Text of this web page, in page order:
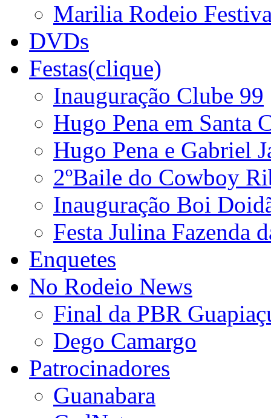
Marilia Rodeio
DVDs
Festas(clique)
Inauguração Clube 99
Hugo Pena em Santa
Hugo Pena e Gabriel
2ºBaile do Cowboy
Inauguração Boi
Festa Julina Fazenda
Enquetes
No Rodeio News
Final da PBR
Dego Camargo
Patrocinadores
Guanabara